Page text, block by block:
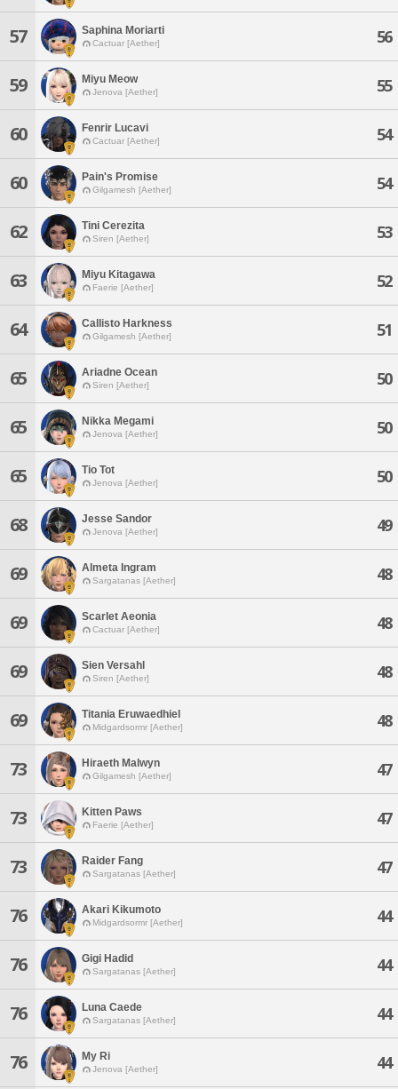
57 Saphina Moriarti
Cactuar [Aether] 56
59 Miyu Meow
Jenova [Aether] 55
60 Fenrir Lucavi
Cactuar [Aether] 54
60 Pain's Promise
Gilgamesh [Aether] 54
62 Tini Cerezita
Siren [Aether] 53
63 Miyu Kitagawa
Faerie [Aether] 52
64 Callisto Harkness
Gilgamesh [Aether] 51
65 Ariadne Ocean
Siren [Aether] 50
65 Nikka Megami
Jenova [Aether] 50
65 Tio Tot
Jenova [Aether] 50
68 Jesse Sandor
Jenova [Aether] 49
69 Almeta Ingram
Sargatanas [Aether] 48
69 Scarlet Aeonia
Cactuar [Aether] 48
69 Sien Versahl
Siren [Aether] 48
69 Titania Eruwaedhiel
Midgardsormr [Aether] 48
73 Hiraeth Malwyn
Gilgamesh [Aether] 47
73 Kitten Paws
Faerie [Aether] 47
73 Raider Fang
Sargatanas [Aether] 47
76 Akari Kikumoto
Midgardsormr [Aether] 44
76 Gigi Hadid
Sargatanas [Aether] 44
76 Luna Caede
Sargatanas [Aether] 44
76 My Ri
Jenova [Aether] 44